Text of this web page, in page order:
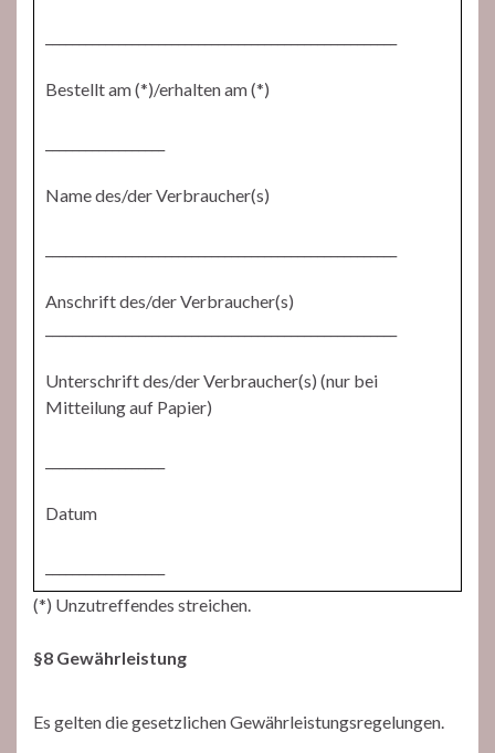
Bestellt am (*)/erhalten am (*)
Name des/der Verbraucher(s)
Anschrift des/der Verbraucher(s)
Unterschrift des/der Verbraucher(s) (nur bei
Mitteilung auf Papier)
Datum
(*) Unzutreffendes streichen.
§8 Gewährleistung
Es gelten die gesetzlichen Gewährleistungsregelungen.